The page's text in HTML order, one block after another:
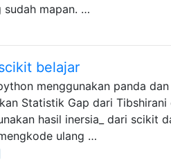
sudah mapan. …
belajar
menggunakan panda
Statistik Gap dari Tibshirani
hasil inersia_ dari scikit
ulang …